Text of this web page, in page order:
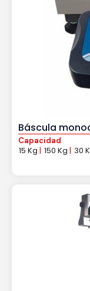
Báscula
Capacidad
15 Kg | 150 Kg | 30